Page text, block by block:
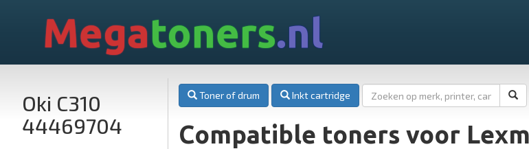
Megatoners.nl
Oki C310
44469704
Toner of drum Inkt cartridge
Compatible toners voor